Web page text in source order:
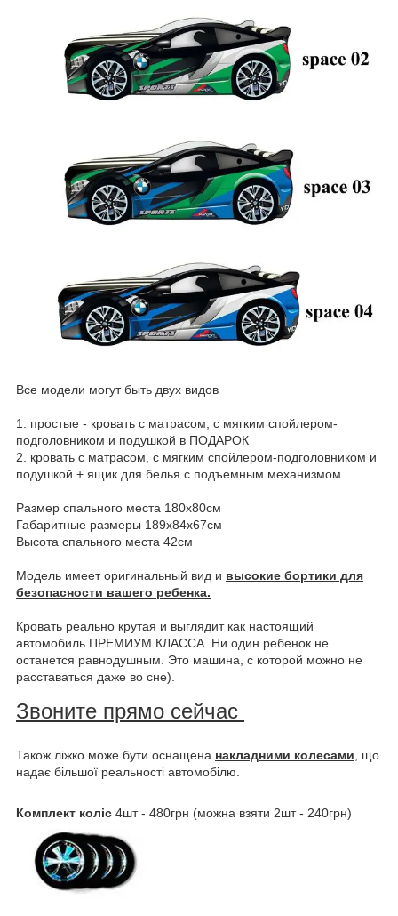
Все модели могут быть двух видов
1. простые - кровать с матрасом, с мягким спойлером-
подголовником и подушкой в ПОДАРОК
2. кровать с матрасом, с мягким спойлером-подголовником и
подушкой + ящик для белья с подъемным механизмом
Размер спального места 180х80см
Габаритные размеры 189х84х67см
Высота спального места 42см
Модель имеет оригинальный вид и высокие бортики для
безопасности вашего ребенка.
Кровать реально крутая и выглядит как настоящий
автомобиль ПРЕМИУМ КЛАССА. Ни один ребенок не
останется равнодушным. Это машина, с которой можно не
расставаться даже во сне).
Звоните прямо сейчас
Також ліжко може бути оснащена накладними колесами, що
надає більшої реальності автомобілю.
Комплект коліс 4шт - 480грн (можна взяти 2шт - 240грн)